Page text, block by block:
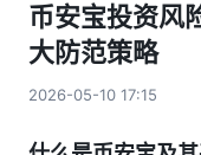
币安宝投资风
大防范策略
2026-05-10 17:15